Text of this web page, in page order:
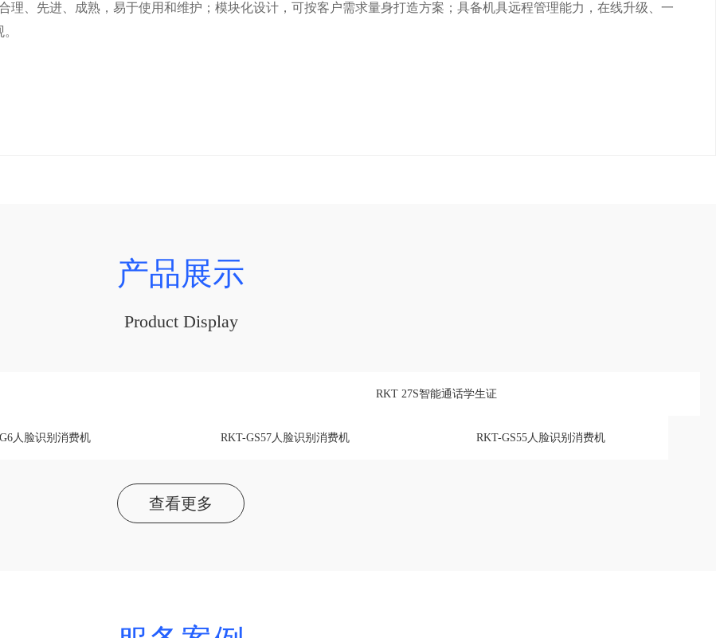
理、先进、成熟，易于使用和维护；模块化设计，可按客户需求量身打造方案；具备机具远程管理能力，在线升级、一
产品展示
Product Display
RKT 27S智能通话学生证
人脸识别消费机 RKT-GS57人脸识别消费机 RKT-GS55人脸识别消费机
查看更多